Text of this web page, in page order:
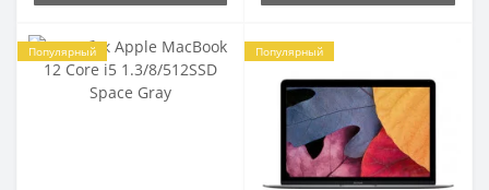
Популярный Популярный